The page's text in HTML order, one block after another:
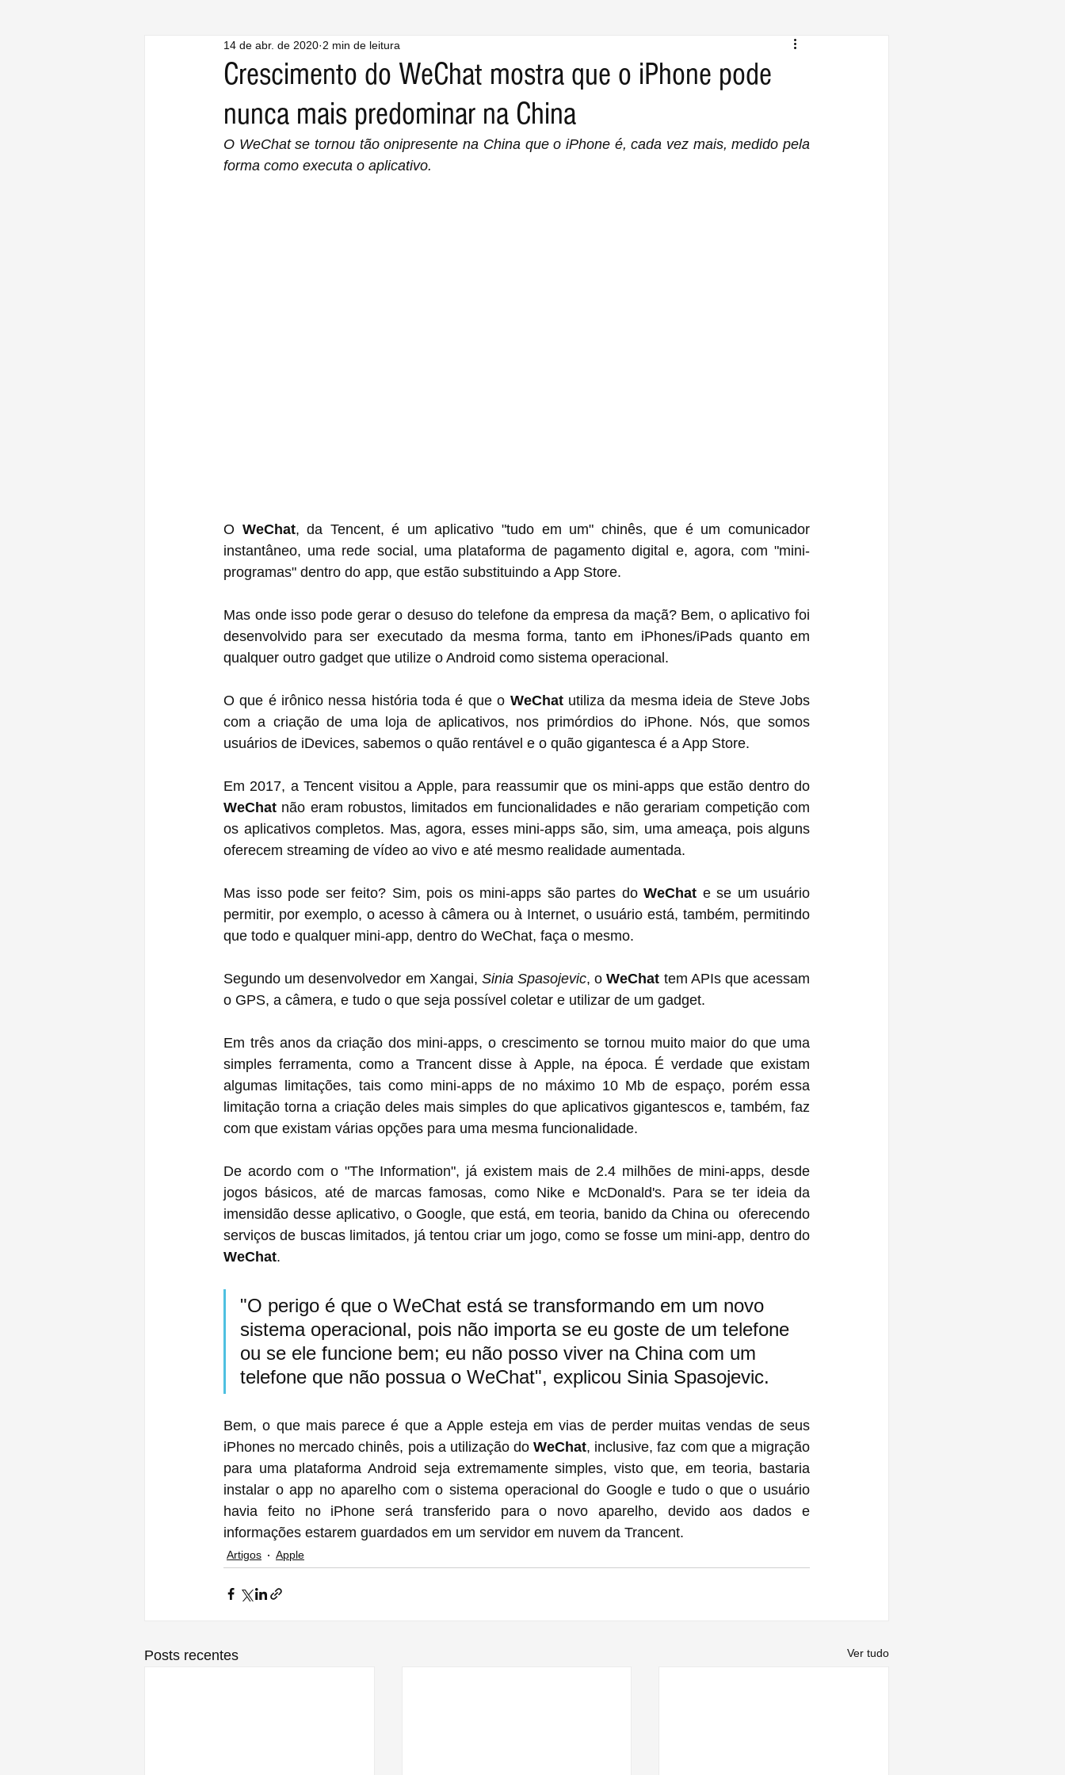
Crescimento do WeChat mostra que o iPhone pode
nunca mais predominar na China
14 de abr. de 2020 2 min de leitura
O WeChat se tornou tão onipresente na China que o iPhone é, cada vez mais, medido pela
forma como executa o aplicativo.
O WeChat, da Tencent, é um aplicativo "tudo em um" chinês, que é um comunicador
instantâneo, uma rede social, uma plataforma de pagamento digital e, agora, com "mini-
programas" dentro do app, que estão substituindo a App Store.
Mas onde isso pode gerar o desuso do telefone da empresa da maçã? Bem, o aplicativo foi
desenvolvido para ser executado da mesma forma, tanto em iPhones/iPads quanto em
qualquer outro gadget que utilize o Android como sistema operacional.
O que é irônico nessa história toda é que o WeChat utiliza da mesma ideia de Steve Jobs
com a criação de uma loja de aplicativos, nos primórdios do iPhone. Nós, que somos
usuários de iDevices, sabemos o quão rentável e o quão gigantesca é a App Store.
WeChat não eram robustos, limitados em funcionalidades e não gerariam competição com
os aplicativos completos. Mas, agora, esses mini-apps são, sim, uma ameaça, pois alguns
oferecem streaming de vídeo ao vivo e até mesmo realidade aumentada.
Mas isso pode ser feito? Sim, pois os mini-apps são partes do WeChat e se um usuário
permitir, por exemplo, o acesso à câmera ou à Internet, o usuário está, também, permitindo
que todo e qualquer mini-app, dentro do WeChat, faça o mesmo.
Segundo um desenvolvedor em Xangai, Sinia Spasojevic, o WeChat tem APIs que acessam
o GPS, a câmera, e tudo o que seja possível coletar e utilizar de um gadget.
Em três anos da criação dos mini-apps, o crescimento se tornou muito maior do que uma
simples ferramenta, como a Trancent disse à Apple, na época. É verdade que existam
algumas limitações, tais como mini-apps de no máximo 10 Mb de espaço, porém essa
limitação torna a criação deles mais simples do que aplicativos gigantescos e, também, faz
com que existam várias opções para uma mesma funcionalidade.
De acordo com o "The Information", já existem mais de 2.4 milhões de mini-apps, desde
jogos básicos, até de marcas famosas, como Nike e McDonald's. Para se ter ideia da
imensidão desse aplicativo, o Google, que está, em teoria, banido da China ou  oferecendo
WeChat.
"O perigo é que o WeChat está se transformando em um novo
sistema operacional, pois não importa se eu goste de um telefone
ou se ele funcione bem; eu não posso viver na China com um
telefone que não possua o WeChat", explicou Sinia Spasojevic.
Bem, o que mais parece é que a Apple esteja em vias de perder muitas vendas de seus
iPhones no mercado chinês, pois a utilização do WeChat, inclusive, faz com que a migração
para uma plataforma Android seja extremamente simples, visto que, em teoria, bastaria
instalar o app no aparelho com o sistema operacional do Google e tudo o que o usuário
havia feito no iPhone será transferido para o novo aparelho, devido aos dados e
informações estarem guardados em um servidor em nuvem da Trancent.
Artigos Apple
Posts recentes Ver tudo